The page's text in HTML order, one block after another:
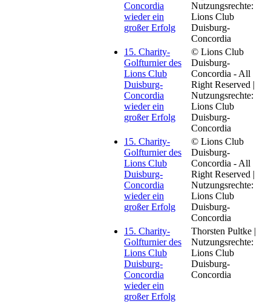
Concordia
wieder ein
großer Erfolg
Nutzungsrechte:
Lions Club
Duisburg-
Concordia
15. Charity-
Golfturnier des
Lions Club
Duisburg-
Concordia
wieder ein
großer Erfolg
© Lions Club
Duisburg-
Concordia - All
Right Reserved |
Nutzungsrechte:
Lions Club
Duisburg-
Concordia
15. Charity-
Golfturnier des
Lions Club
Duisburg-
Concordia
wieder ein
großer Erfolg
© Lions Club
Duisburg-
Concordia - All
Right Reserved |
Nutzungsrechte:
Lions Club
Duisburg-
Concordia
15. Charity-
Golfturnier des
Lions Club
Duisburg-
Concordia
wieder ein
großer Erfolg
Thorsten Pultke |
Nutzungsrechte:
Lions Club
Duisburg-
Concordia